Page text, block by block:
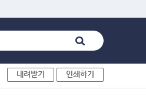
내려받기 인쇄하기